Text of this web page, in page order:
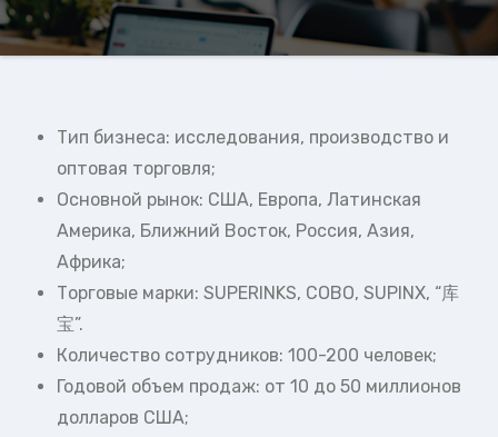
Тип бизнеса: исследования, производство и
оптовая торговля;
Основной рынок: США, Европа, Латинская
Америка, Ближний Восток, Россия, Азия,
Африка;
Торговые марки: SUPERINKS, COBO, SUPINX, “库
宝”.
Количество сотрудников: 100-200 человек;
Годовой объем продаж: от 10 до 50 миллионов
долларов США;